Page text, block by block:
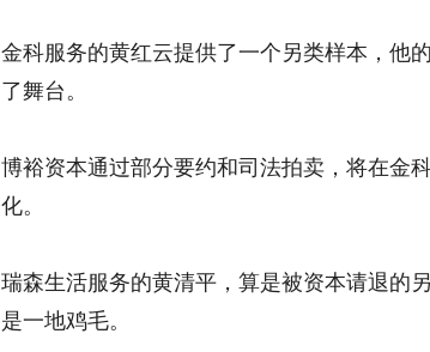
金科服务的黄红云提供了一个另类样本，他
了舞台。
博裕资本通过部分要约和司法拍卖，将在金
化。
瑞森生活服务的黄清平，算是被资本请退的
是一地鸡毛。